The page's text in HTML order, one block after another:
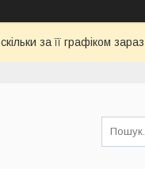
за її графіком